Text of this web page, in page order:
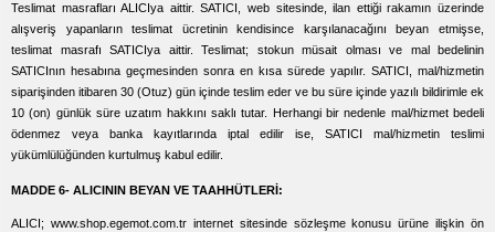
Teslimat masrafları ALICIya aittir. SATICI, web sitesinde, ilan ettiği rakamın üzerinde
alışveriş yapanların teslimat ücretinin kendisince karşılanacağını beyan etmişse,
teslimat masrafı SATICIya aittir. Teslimat; stokun müsait olması ve mal bedelinin
SATICInın hesabına geçmesinden sonra en kısa sürede yapılır. SATICI, mal/hizmetin
siparişinden itibaren 30 (Otuz) gün içinde teslim eder ve bu süre içinde yazılı bildirimle ek
10 (on) günlük süre uzatım hakkını saklı tutar. Herhangi bir nedenle mal/hizmet bedeli
ödenmez veya banka kayıtlarında iptal edilir ise, SATICI mal/hizmetin teslimi
yükümlülüğünden kurtulmuş kabul edilir.
MADDE 6- ALICININ BEYAN VE TAAHHÜTLERİ:
ALICI; www.shop.egemot.com.tr internet sitesinde sözleşme konusu ürüne ilişkin ön